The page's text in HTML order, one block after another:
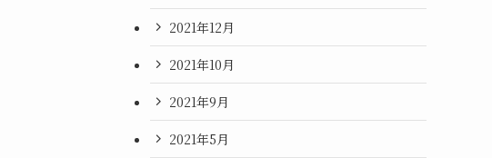
2021年12月
2021年10月
2021年9月
2021年5月